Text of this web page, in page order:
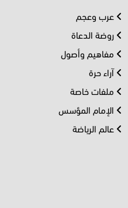
عرب وعجم
روضة الدعاة
مفاهيم وأصول
آراء حرة
ملفات خاصة
الإمام المؤسس
عالم الرياضة